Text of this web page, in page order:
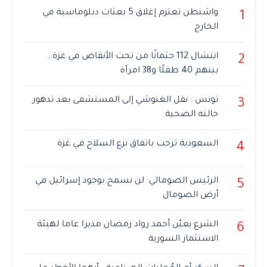
1
واشنطن تعتزم إغلاق 5 بعثات دبلوماسية في
الخارج
2
انتشال 112 جثمانًا من تحت الأنقاض في غزة…
بينهم 40 طفلًا و38 امرأة
3
تونس : نقل الغنوشي إلى المستشفى بعد تدهور
حالته الصحية
4 السعودية ترحب باتفاق نزع السلاح في غزة
5
الرئيس الصومالي: لن نسمح بوجود إسرائيل في
أرض الصومال
6
الشرع يعيّن أحمد رواد رمضان مديرا عاما لهيئة
الاستثمار السورية